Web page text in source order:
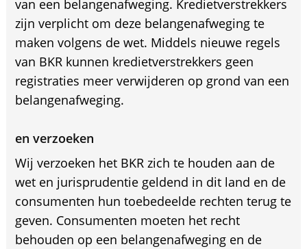
van een belangenafweging. Kredietverstrekkers
zijn verplicht om deze belangenafweging te
maken volgens de wet. Middels nieuwe regels
van BKR kunnen kredietverstrekkers geen
registraties meer verwijderen op grond van een
belangenafweging.
en verzoeken
Wij verzoeken het BKR zich te houden aan de
wet en jurisprudentie geldend in dit land en de
consumenten hun toebedeelde rechten terug te
geven. Consumenten moeten het recht
behouden op een belangenafweging en de